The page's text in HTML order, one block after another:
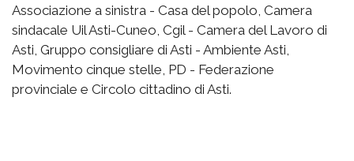
Associazione a sinistra - Casa del popolo, Camera
sindacale Uil Asti-Cuneo, Cgil - Camera del Lavoro di
Asti, Gruppo consigliare di Asti - Ambiente Asti,
Movimento cinque stelle, PD - Federazione
provinciale e Circolo cittadino di Asti.